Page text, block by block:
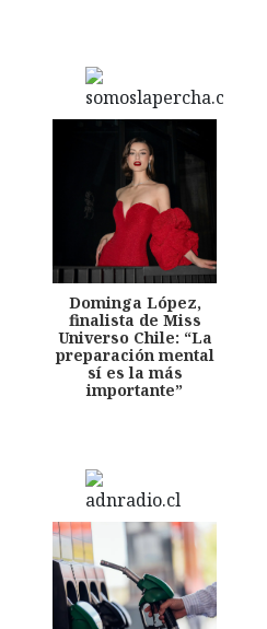
Dominga López,
finalista de Miss
Universo Chile: “La
preparación mental
sí es la más
importante”